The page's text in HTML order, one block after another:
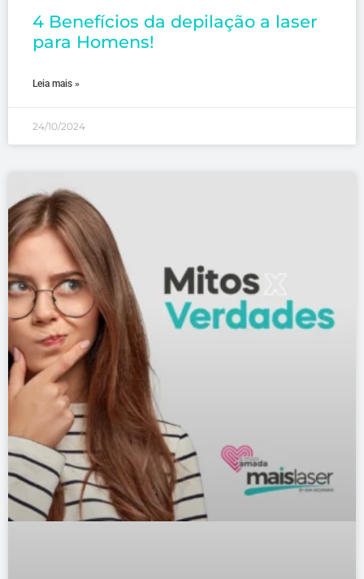
4 Benefícios da depilação a laser
para Homens!
Leia mais »
24/10/2024